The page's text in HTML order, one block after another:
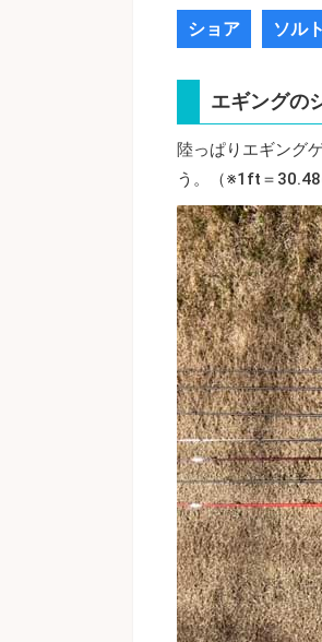
ショア ソル
エギングの
陸っぱりエギング
う。（※1ft＝